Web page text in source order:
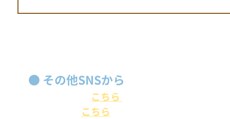
● その他SNSから
こちら
こちら